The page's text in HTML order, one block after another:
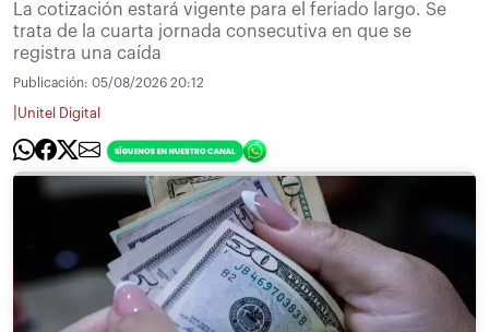
La cotización estará vigente para el feriado largo. Se
trata de la cuarta jornada consecutiva en que se
registra una caída
Publicación: 05/08/2026 20:12
Unitel Digital